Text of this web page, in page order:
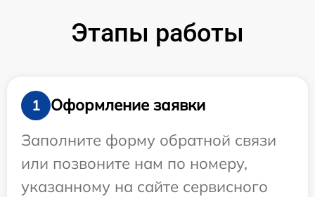
Этапы работы
1
Оформление заявки
Заполните форму обратной связи
или позвоните нам по номеру,
указанному на сайте сервисного